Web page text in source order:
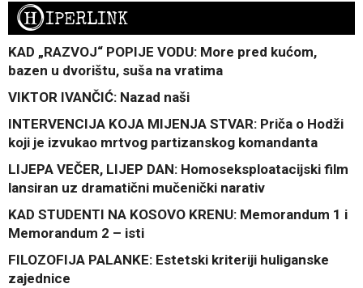
HIPERLINK
KAD „RAZVOJ“ POPIJE VODU: More pred kućom,
bazen u dvorištu, suša na vratima
VIKTOR IVANČIĆ: Nazad naši
INTERVENCIJA KOJA MIJENJA STVAR: Priča o Hodži
koji je izvukao mrtvog partizanskog komandanta
LIJEPA VEČER, LIJEP DAN: Homoseksploatacijski film
lansiran uz dramatični mučenički narativ
KAD STUDENTI NA KOSOVO KRENU: Memorandum 1 i
Memorandum 2 – isti
FILOZOFIJA PALANKE: Estetski kriteriji huliganske
zajednice